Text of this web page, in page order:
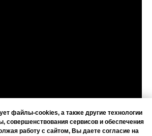
файлы-cookies, а также другие технологии
совершенствования сервисов и обеспечения
работу с сайтом, Вы даете согласие на